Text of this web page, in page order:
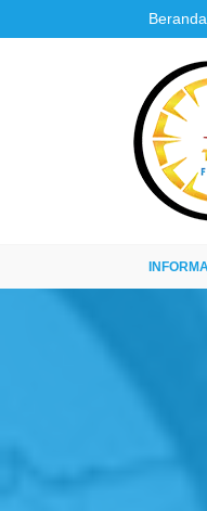
Beranda
Menghubungi Kami!